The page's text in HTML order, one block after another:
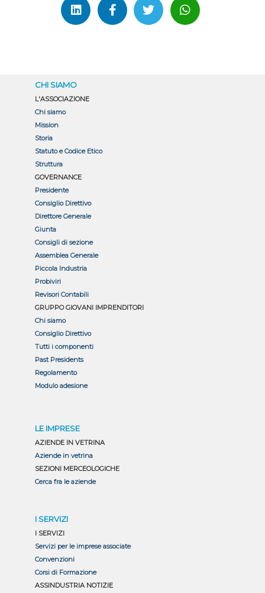
CHI SIAMO
L'ASSOCIAZIONE
Chi siamo
Mission
Storia
Statuto e Codice Etico
Struttura
GOVERNANCE
Presidente
Consiglio Direttivo
Direttore Generale
Giunta
Consigli di sezione
Assemblea Generale
Piccola Industria
Probiviri
Revisori Contabili
GRUPPO GIOVANI IMPRENDITORI
Chi siamo
Consiglio Direttivo
Tutti i componenti
Past Presidents
Regolamento
Modulo adesione
LE IMPRESE
AZIENDE IN VETRINA
Aziende in vetrina
SEZIONI MERCEOLOGICHE
Cerca fra le aziende
I SERVIZI
I SERVIZI
Servizi per le imprese associate
Convenzioni
Corsi di Formazione
ASSINDUSTRIA NOTIZIE